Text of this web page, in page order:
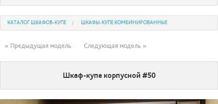
КАТАЛОГ ШКАФОВ-КУПЕ ШКАФЫ-КУПЕ КОМБИНИРОВАННЫЕ
« Предыдущая модель Следующая модель »
Шкаф-купе корпусной #50